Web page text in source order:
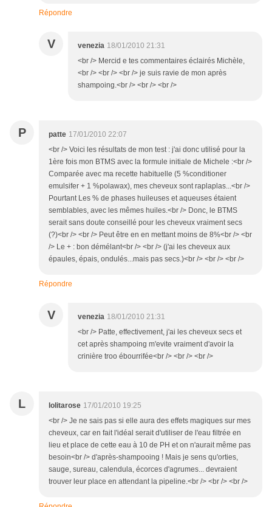
Répondre
V venezia 18/01/2010 21:31
<br /> Mercid e tes commentaires éclairés Michèle,
<br /> <br /> <br /> je suis ravie de mon après
shampoing.<br /> <br /> <br />
P patte 17/01/2010 22:07
<br /> Voici les résultats de mon test : j'ai donc utilisé pour la
1ère fois mon BTMS avec la formule initiale de Michele :<br />
Comparée avec ma recette habituelle (5 %conditioner
emulsifer + 1 %polawax), mes cheveux sont raplaplas...<br />
Pourtant Les % de phases huileuses et aqueuses étaient
semblables, avec les mêmes huiles.<br /> Donc, le BTMS
serait sans doute conseillé pour les cheveux vraiment secs
(?)<br /> <br /> Peut être en en mettant moins de 8%<br /> <br
/> Le + : bon démélant<br /> <br /> (j'ai les cheveux aux
épaules, épais, ondulés...mais pas secs.)<br /> <br /> <br />
Répondre
V venezia 18/01/2010 21:31
<br /> Patte, effectivement, j'ai les cheveux secs et
cet après shampoing m'evite vraiment d'avoir la
crinière troo ébourrifée<br /> <br /> <br />
L lolitarose 17/01/2010 19:25
<br /> Je ne sais pas si elle aura des effets magiques sur mes
cheveux, car en fait l'idéal serait d'utiliser de l'eau filtrée en
lieu et place de cette eau à 10 de PH et on n'aurait même pas
besoin<br /> d'après-shampooing ! Mais je sens qu'orties,
sauge, sureau, calendula, écorces d'agrumes... devraient
trouver leur place en attendant la pipeline.<br /> <br /> <br />